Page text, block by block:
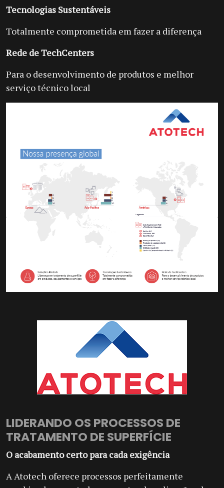
Tecnologias Sustentáveis
Totalmente comprometida em fazer a diferença
Rede de TechCenters
Para o desenvolvimento de produtos e melhor
serviço técnico local
LIDERANDO OS PROCESSOS DE
TRATAMENTO DE SUPERFÍCIE
O acabamento certo para cada exigência
A Atotech oferece processos perfeitamente